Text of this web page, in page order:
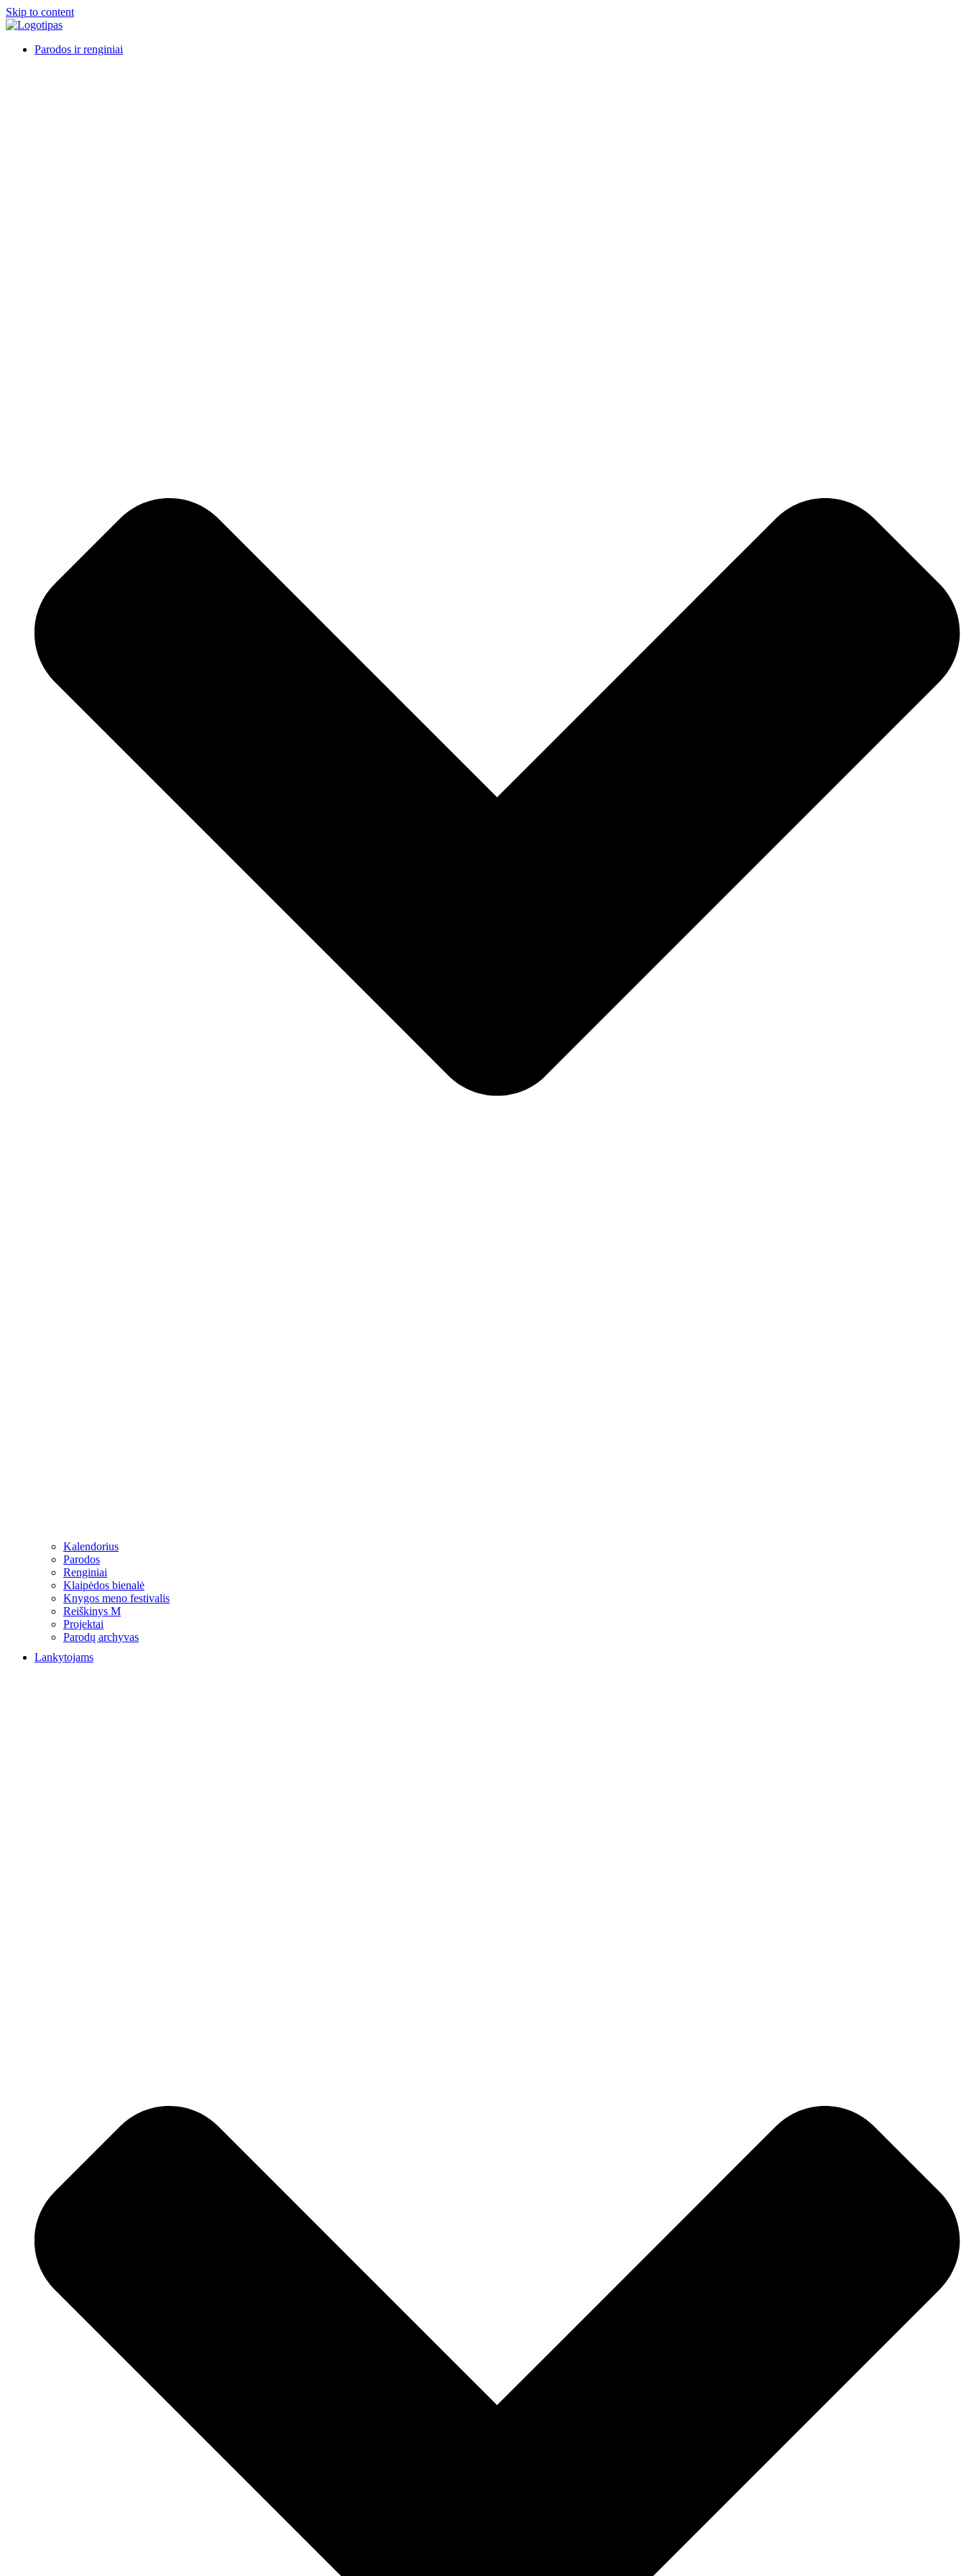
Skip to content
Parodos ir renginiai
Kalendorius
Parodos
Renginiai
Klaipėdos bienalė
Knygos meno festivalis
Reiškinys M
Projektai
Parodų archyvas
Lankytojams